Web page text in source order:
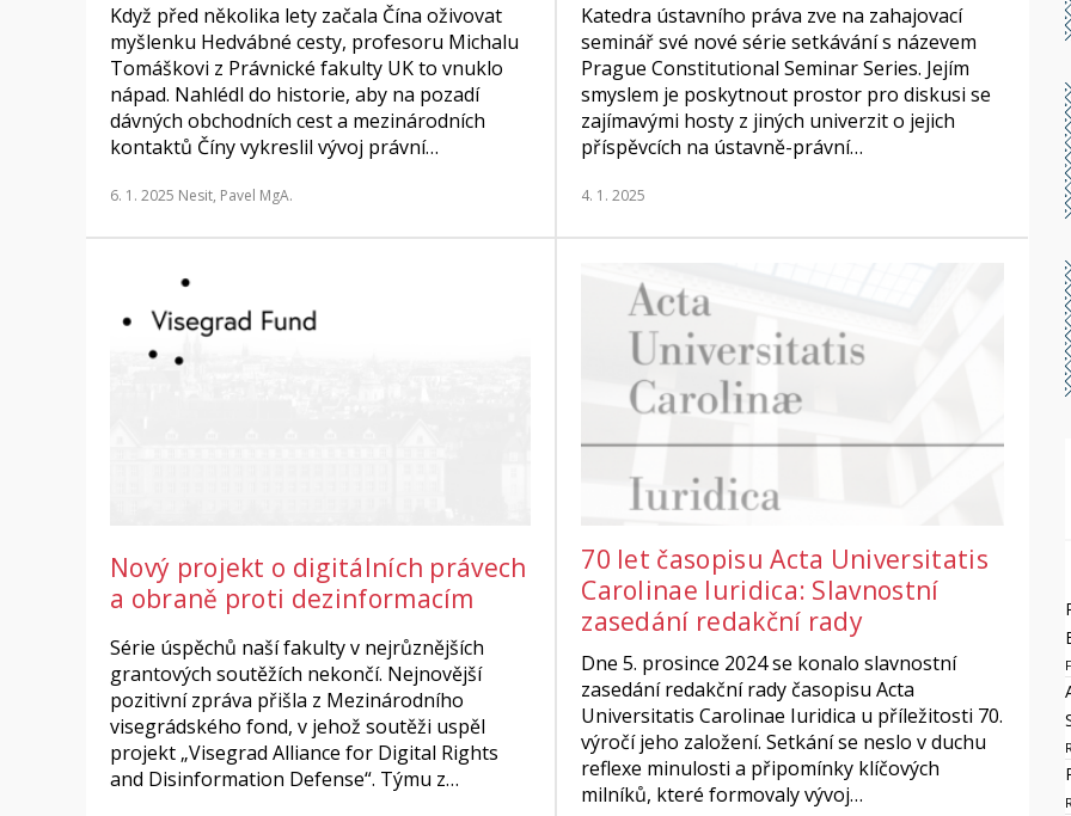
Když před několika lety začala Čína oživovat
myšlenku Hedvábné cesty, profesoru Michalu
Tomáškovi z Právnické fakulty UK to vnuklo
nápad. Nahlédl do historie, aby na pozadí
dávných obchodních cest a mezinárodních
kontaktů Číny vykreslil vývoj právní…
6. 1. 2025 Nesit, Pavel MgA.
Katedra ústavního práva zve na zahajovací
seminář své nové série setkávání s názevem
Prague Constitutional Seminar Series. Jejím
smyslem je poskytnout prostor pro diskusi se
zajímavými hosty z jiných univerzit o jejich
příspěvcích na ústavně-právní…
4. 1. 2025
Nový projekt o digitálních právech
a obraně proti dezinformacím
Série úspěchů naší fakulty v nejrůznějších
grantových soutěžích nekončí. Nejnovější
pozitivní zpráva přišla z Mezinárodního
visegrádského fond, v jehož soutěži uspěl
projekt „Visegrad Alliance for Digital Rights
and Disinformation Defense“. Týmu z…
70 let časopisu Acta Universitatis
Carolinae Iuridica: Slavnostní
zasedání redakční rady
Dne 5. prosince 2024 se konalo slavnostní
zasedání redakční rady časopisu Acta
Universitatis Carolinae Iuridica u příležitosti 70.
výročí jeho založení. Setkání se neslo v duchu
reflexe minulosti a připomínky klíčových
milníků, které formovaly vývoj…